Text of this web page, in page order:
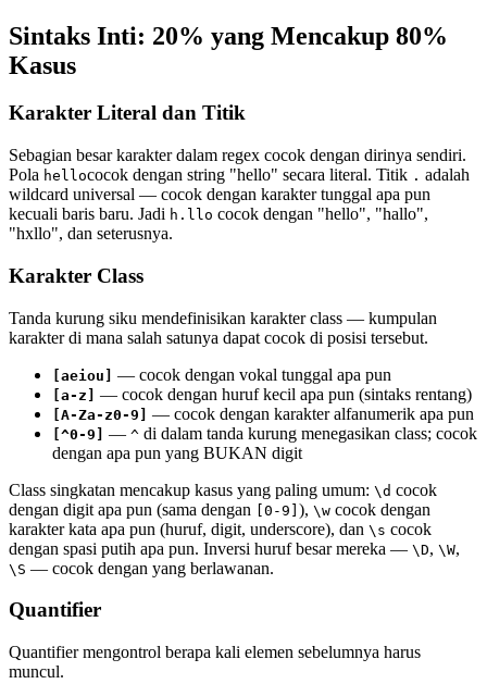
Sintaks Inti: 20% yang Mencakup 80%
Kasus
Karakter Literal dan Titik
Sebagian besar karakter dalam regex cocok dengan dirinya sendiri.
Pola hellococok dengan string "hello" secara literal. Titik . adalah
wildcard universal — cocok dengan karakter tunggal apa pun
kecuali baris baru. Jadi h.llo cocok dengan "hello", "hallo",
"hxllo", dan seterusnya.
Karakter Class
Tanda kurung siku mendefinisikan karakter class — kumpulan
karakter di mana salah satunya dapat cocok di posisi tersebut.
[aeiou] — cocok dengan vokal tunggal apa pun
[a-z] — cocok dengan huruf kecil apa pun (sintaks rentang)
[A-Za-z0-9] — cocok dengan karakter alfanumerik apa pun
[^0-9] — ^ di dalam tanda kurung menegasikan class; cocok
dengan apa pun yang BUKAN digit
Class singkatan mencakup kasus yang paling umum: \d cocok
dengan digit apa pun (sama dengan [0-9] ), \w cocok dengan
karakter kata apa pun (huruf, digit, underscore), dan \s cocok
dengan spasi putih apa pun. Inversi huruf besar mereka — \D, \W,
\S — cocok dengan yang berlawanan.
Quantifier
Quantifier mengontrol berapa kali elemen sebelumnya harus
muncul.